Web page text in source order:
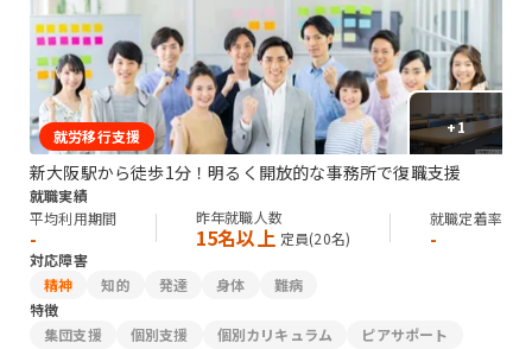
+1
就労移行支援
新大阪駅から徒歩1分！明るく開放的な事務所で復職支援
就職実績
平均利用期間
-
昨年就職人数
15名以上 定員(20名)
就職定着率
-
対応障害
精神
知的 発達 身体
難病
特徴
集団支援
個別支援 個別カリキュラム ピアサポート